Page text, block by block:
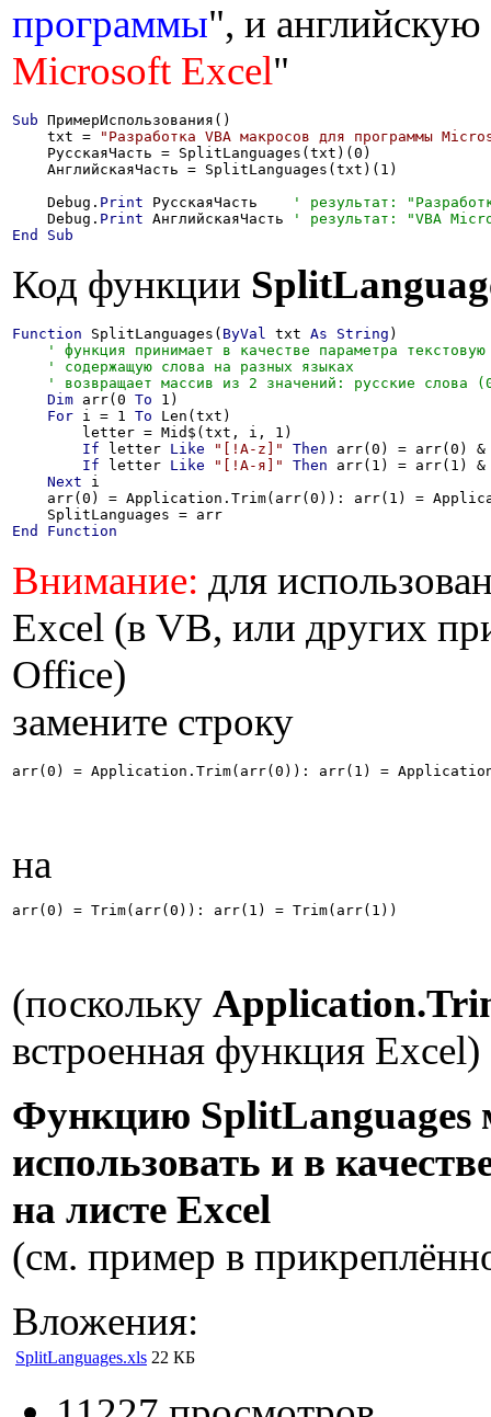
программы", и
Microsoft Excel"
Sub ПримерИспользования()
    txt =
"Разработка VBA макросов для программы
    РусскаяЧасть = SplitLanguages(txt)(0)
    АнглийскаяЧасть = SplitLanguages(txt)(1)
    Debug.
Print РусскаяЧасть
    Debug.
Print АнглийскаяЧасть
End
Sub
Код функции
Function SplitLanguages( ByVal txt As String )
Dim arr(0 To 1)
For i = 1 To Len(txt)
        letter = Mid$(txt, i, 1)
If letter Like "[!A-z]" Then arr(0) = arr(0)
If letter Like "[!А-я]" Then arr(1) = arr(1)
Next i
arr(0) = Application.Trim(arr(0)): arr(1) =
End
Function
Внимание: для
Excel (в VB, или других
Office)
замените строку
arr(0) = Application.Trim(arr(0)): arr(1) =
на
arr(0) = Trim(arr(0)): arr(1) = Trim(arr(1))
(поскольку
встроенная функция Excel)
Функцию SplitLanguages
использовать и в
на листе Excel
(см. пример в
Вложения:
SplitLanguages.xls 22 КБ